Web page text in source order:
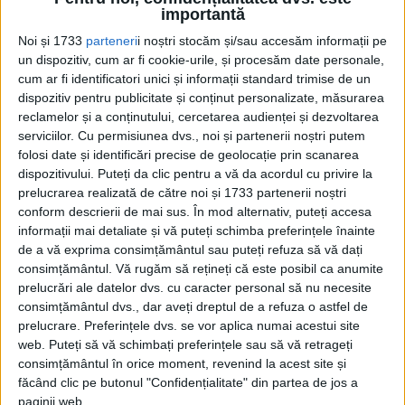
importantă
Noi și 1733 partenerii noștri stocăm și/sau accesăm informații pe
un dispozitiv, cum ar fi cookie-urile, și procesăm date personale,
cum ar fi identificatori unici și informații standard trimise de un
dispozitiv pentru publicitate și conținut personalizate, măsurarea
reclamelor și a conținutului, cercetarea audienței și dezvoltarea
serviciilor. Cu permisiunea dvs., noi și partenerii noștri putem
folosi date și identificări precise de geolocație prin scanarea
dispozitivului. Puteți da clic pentru a vă da acordul cu privire la
prelucrarea realizată de către noi și 1733 partenerii noștri
conform descrierii de mai sus. În mod alternativ, puteți accesa
informații mai detaliate și vă puteți schimba preferințele înainte
de a vă exprima consimțământul sau puteți refuza să vă dați
consimțământul. Vă rugăm să rețineți că este posibil ca anumite
prelucrări ale datelor dvs. cu caracter personal să nu necesite
consimțământul dvs., dar aveți dreptul de a refuza o astfel de
prelucrare. Preferințele dvs. se vor aplica numai acestui site
web. Puteți să vă schimbați preferințele sau să vă retrageți
consimțământul în orice moment, revenind la acest site și
făcând clic pe butonul "Confidențialitate" din partea de jos a
paginii web.
Politica externă a administraţiei Biden va fi ghidată de
Cea mai mare revistă de istorie din Europa!.
Media KIT
PORTOFOLIU
Capital
Evenimentul Zilei